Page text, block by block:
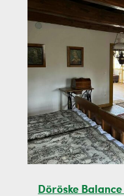
Döröske